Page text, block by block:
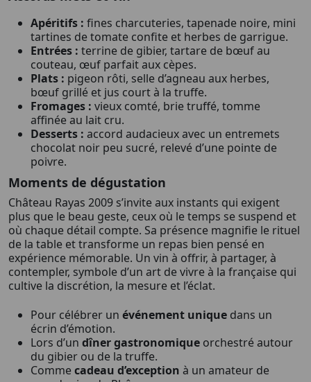
Apéritifs : fines charcuteries, tapenade noire, mini
tartines de tomate confite et herbes de garrigue.
Entrées : terrine de gibier, tartare de bœuf au
couteau, œuf parfait aux cèpes.
Plats : pigeon rôti, selle d’agneau aux herbes,
bœuf grillé et jus court à la truffe.
Fromages : vieux comté, brie truffé, tomme
affinée au lait cru.
Desserts : accord audacieux avec un entremets
chocolat noir peu sucré, relevé d’une pointe de
poivre.
Moments de dégustation
Château Rayas 2009 s’invite aux instants qui exigent
plus que le beau geste, ceux où le temps se suspend et
où chaque détail compte. Sa présence magnifie le rituel
de la table et transforme un repas bien pensé en
expérience mémorable. Un vin à offrir, à partager, à
contempler, symbole d’un art de vivre à la française qui
cultive la discrétion, la mesure et l’éclat.
Pour célébrer un événement unique dans un
écrin d’émotion.
Lors d’un dîner gastronomique orchestré autour
du gibier ou de la truffe.
Commecadeau d’exception à un amateur de